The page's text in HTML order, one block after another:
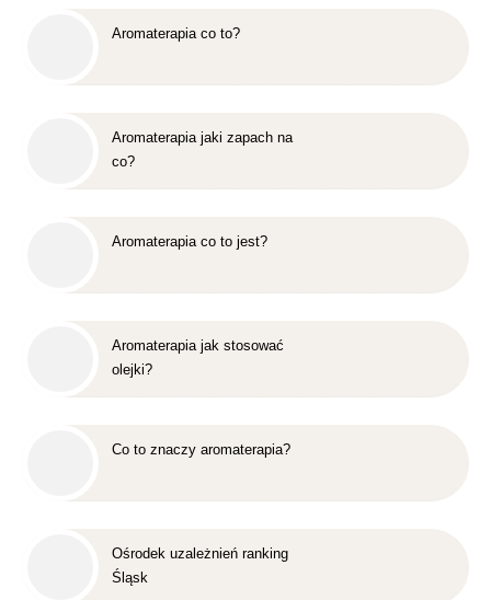
Aromaterapia co to?
Aromaterapia jaki zapach na
co?
Aromaterapia co to jest?
Aromaterapia jak stosować
olejki?
Co to znaczy aromaterapia?
Ośrodek uzależnień ranking
Śląsk